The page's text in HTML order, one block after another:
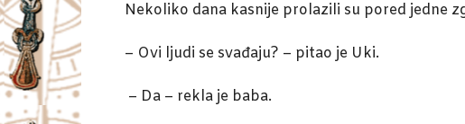
Nekoliko dana kasnije prolazili su pored jedne
– Ovi ljudi se svađaju? – pitao je Uki.
– Da – rekla je baba.